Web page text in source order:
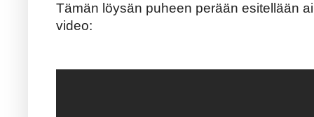
Tämän löysän puheen perään esitellään
video: